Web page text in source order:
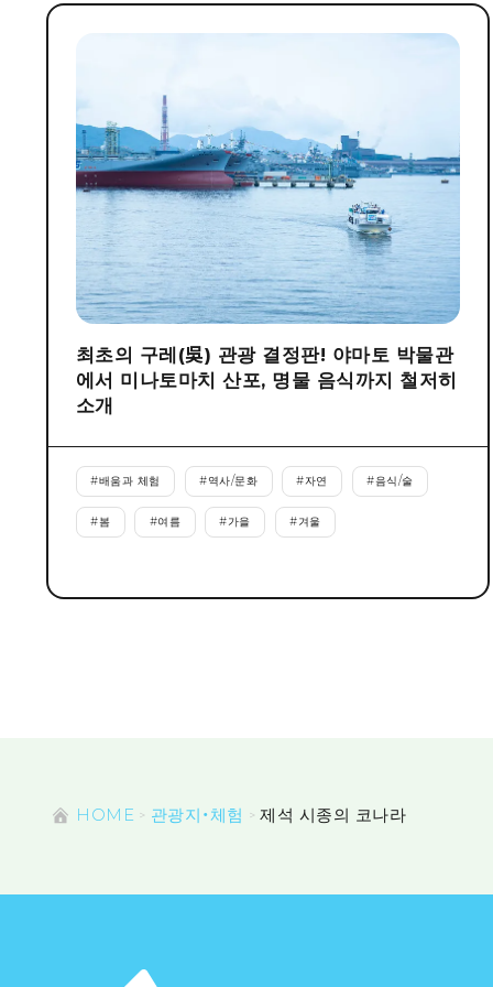
최초의 구레(吳) 관광 결정판! 야마토 박물관
에서 미나토마치 산포, 명물 음식까지 철저히
소개
#배움과 체험 #역사/문화 #자연 #음식/술
#봄 #여름 #가을 #겨울
HOME 관광지・체험 제석 시종의 코나라